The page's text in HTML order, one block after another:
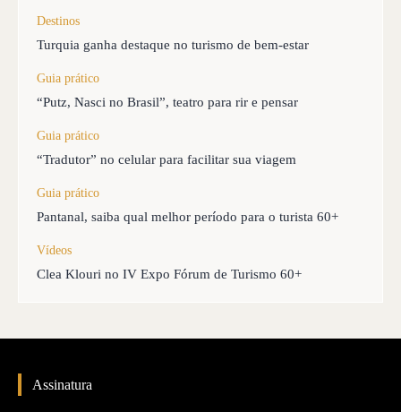
Destinos
Turquia ganha destaque no turismo de bem-estar
Guia prático
“Putz, Nasci no Brasil”, teatro para rir e pensar
Guia prático
“Tradutor” no celular para facilitar sua viagem
Guia prático
Pantanal, saiba qual melhor período para o turista 60+
Vídeos
Clea Klouri no IV Expo Fórum de Turismo 60+
Assinatura